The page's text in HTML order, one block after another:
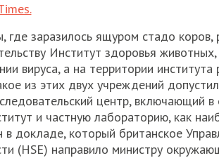
где заразилось ящуром стадо коров,
Институт здоровья
вируса, а на территории
из этих двух учреждений
центр, включающий в
и частную лабораторию, как
в докладе, который британское
(HSE) направило министру